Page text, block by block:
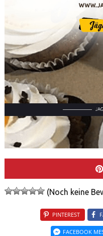
(Noch keine
PINTEREST
FACEBOOK